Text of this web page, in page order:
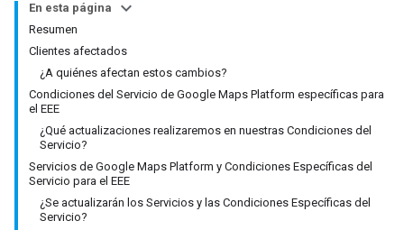
En esta página
Resumen
Clientes afectados
¿A quiénes afectan estos cambios?
Condiciones del Servicio de Google Maps Platform específicas para
el EEE
¿Qué actualizaciones realizaremos en nuestras Condiciones del
Servicio?
Servicios de Google Maps Platform y Condiciones Específicas del
Servicio para el EEE
¿Se actualizarán los Servicios y las Condiciones Específicas del
Servicio?